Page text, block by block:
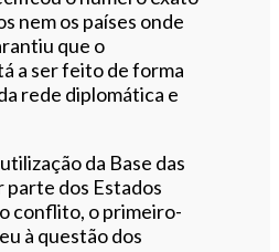
nem os países onde
que o
a ser feito de forma
rede diplomática e
da Base das
parte dos Estados
conflito, o primeiro-
à questão dos